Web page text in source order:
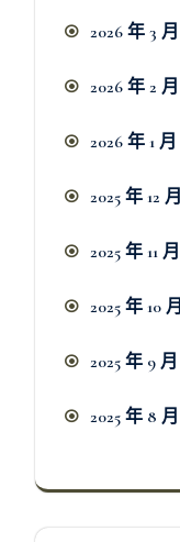
2026 年 3 月
2026 年 2 月
2026 年 1 月
2025 年 12 月
2025 年 11 月
2025 年 10 月
2025 年 9 月
2025 年 8 月